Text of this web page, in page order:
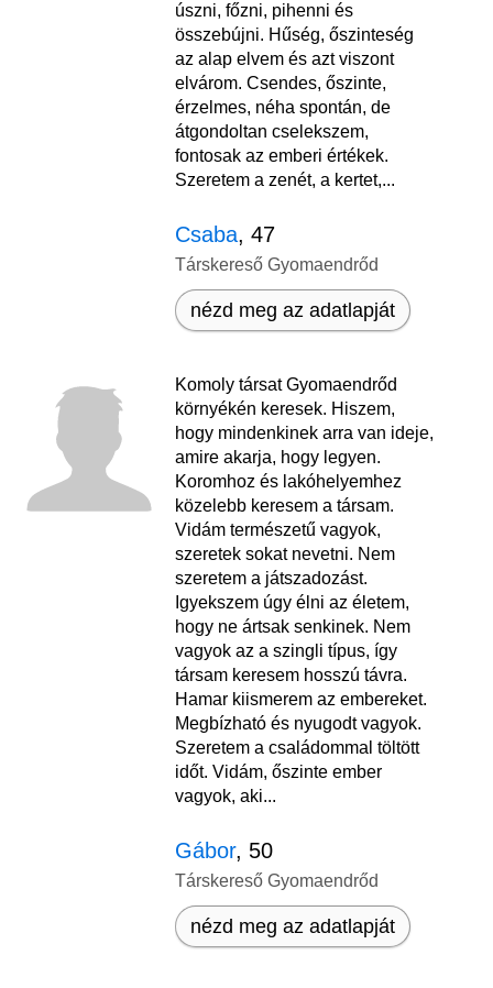
úszni, főzni, pihenni és
összebújni. Hűség, őszinteség
az alap elvem és azt viszont
elvárom. Csendes, őszinte,
érzelmes, néha spontán, de
átgondoltan cselekszem,
fontosak az emberi értékek.
Szeretem a zenét, a kertet,...
Csaba, 47
Társkereső Gyomaendrőd
nézd meg az adatlapját
Komoly társat Gyomaendrőd
környékén keresek. Hiszem,
hogy mindenkinek arra van ideje,
amire akarja, hogy legyen.
Koromhoz és lakóhelyemhez
közelebb keresem a társam.
Vidám természetű vagyok,
szeretek sokat nevetni. Nem
szeretem a játszadozást.
Igyekszem úgy élni az életem,
hogy ne ártsak senkinek. Nem
vagyok az a szingli típus, így
társam keresem hosszú távra.
Hamar kiismerem az embereket.
Megbízható és nyugodt vagyok.
Szeretem a családommal töltött
időt. Vidám, őszinte ember
vagyok, aki...
Gábor, 50
Társkereső Gyomaendrőd
nézd meg az adatlapját